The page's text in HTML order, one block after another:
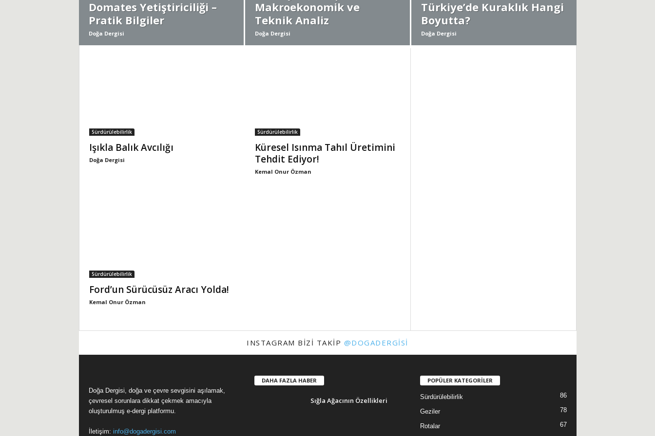
Domates Yetiştiriciliği –
Pratik Bilgiler
Doğa Dergisi
Makroekonomik ve
Teknik Analiz
Doğa Dergisi
Türkiye’de Kuraklık Hangi
Boyutta?
Doğa Dergisi
Sürdürülebilirlik
Işıkla Balık Avcılığı
Doğa Dergisi
Sürdürülebilirlik
Küresel Isınma Tahıl Üretimini
Tehdit Ediyor!
Kemal Onur Özman
Sürdürülebilirlik
Ford’un Sürücüsüz Aracı Yolda!
Kemal Onur Özman
INSTAGRAM BIZI TAKIP @DOGADERGISI
Doğa Dergisi, doğa ve çevre sevgisini aşılamak,
çevresel sorunlara dikkat çekmek amacıyla
oluşturulmuş e-dergi platformu.
İletişim: info@dogadergisi.com
DAHA FAZLA HABER
Sığla Ağacının Özellikleri
POPÜLER KATEGORİLER
Sürdürülebilirlik 86
Geziler 78
Rotalar
67